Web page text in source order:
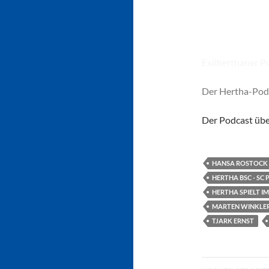
Der Hertha-
Der Podcast
HANSA ROSTOCK
HERTHA BSC - SC
HERTHA SPIELT
MARTEN
TJARK ERNST